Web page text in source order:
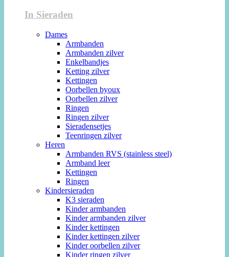
In Sieraden
Dames
Armbanden
Armbanden zilver
Enkelbandjes
Ketting zilver
Kettingen
Oorbellen byoux
Oorbellen zilver
Ringen
Ringen zilver
Sieradensetjes
Teenringen zilver
Heren
Armbanden RVS (stainless steel)
Armband leer
Kettingen
Ringen
Kindersieraden
K3 sieraden
Kinder armbanden
Kinder armbanden zilver
Kinder kettingen
Kinder kettingen zilver
Kinder oorbellen zilver
Kinder ringen zilver